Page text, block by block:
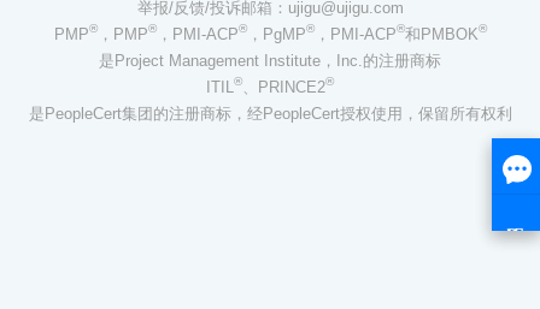
举报/反馈/投诉邮箱：ujigu@ujigu.com
PMP®，PMP®，PMI-ACP®，PgMP®，PMI-ACP®和PMBOK®
是Project Management Institute，Inc.的注册商标
ITIL®、PRINCE2®
是PeopleCert集团的注册商标，经PeopleCert授权使用，保留所有权利